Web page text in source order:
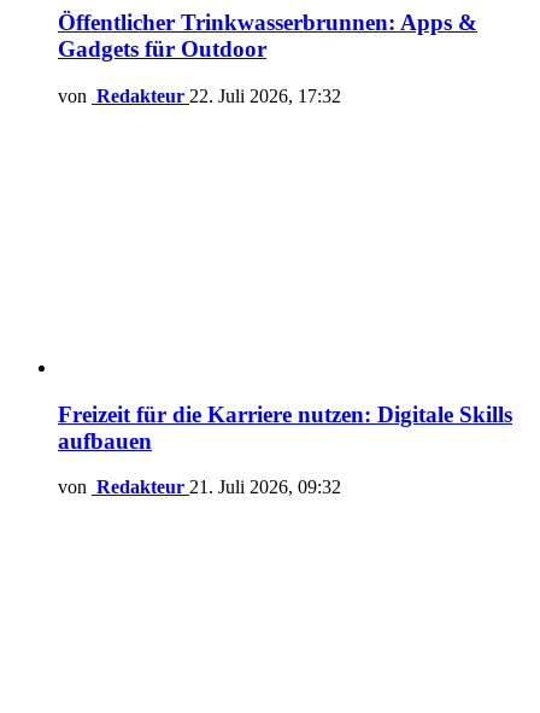
Öffentlicher Trinkwasserbrunnen: Apps &
Gadgets für Outdoor
von Redakteur 22. Juli 2026, 17:32
Freizeit für die Karriere nutzen: Digitale Skills
aufbauen
von Redakteur 21. Juli 2026, 09:32